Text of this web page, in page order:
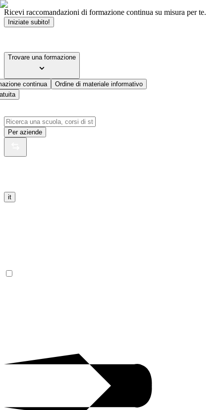
Ricevi raccomandazioni di formazione continua su misura per te.
Iniziate subito!
Trovare una formazione
continua
Ordine di materiale informativo
Per aziende
it